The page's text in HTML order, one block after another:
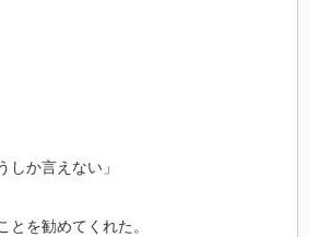
しか言えない」
とを勧めてくれた。